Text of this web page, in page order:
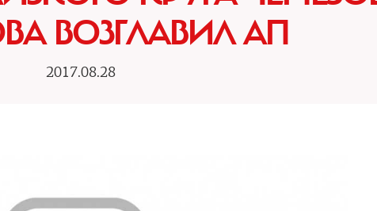
ВОЗГЛАВИЛ АП
2017.08.28